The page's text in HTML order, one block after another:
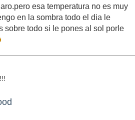
esa temperatura no es muy
en la sombra todo el dia le
sobre todo si le pones al sol porle